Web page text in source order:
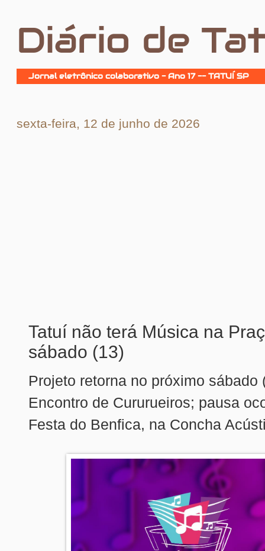
Diário de
Jornal eletrônico colaborativo - Ano 17 -- TATUÍ SP
sexta-feira, 12 de junho de 2026
Tatuí não terá Música na
sábado (13)
Projeto retorna no próximo sábado
Encontro de Cururueiros; pausa
Festa do Benfica, na Concha